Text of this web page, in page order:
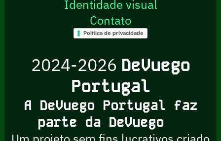
Identidade visual
Contato
Política de privacidade
2024-2026 DeVuego
Portugal
A DeVuego Portugal faz
parte da DeVuego